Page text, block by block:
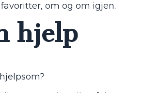
om og om igjen.
hjelp